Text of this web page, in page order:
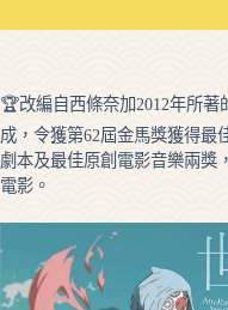
🏆改編自西條奈加2012年所
成，令獲第62屆金馬獎獲得最
劇本及最佳原創電影音樂兩獎
電影。